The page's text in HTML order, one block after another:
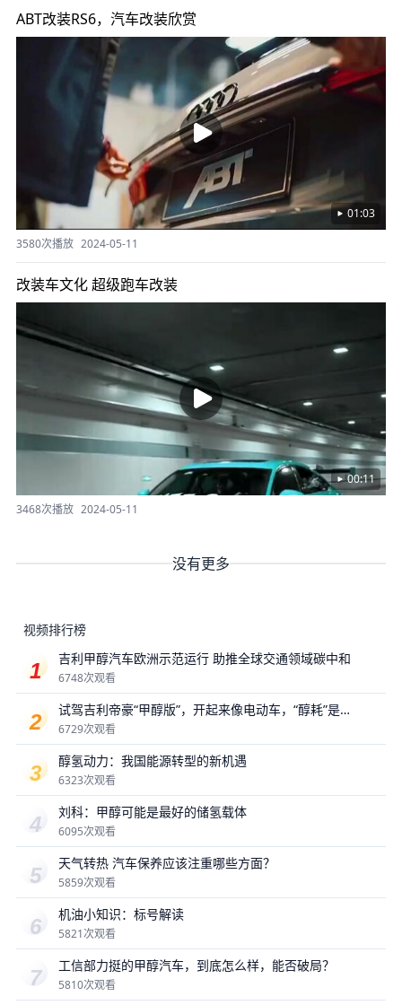
01:03
ABT改装RS6，汽车改装欣赏
3580次播放 2024-05-11
00:11
改装车文化 超级跑车改装
3468次播放 2024-05-11
没有更多
视频排行榜
吉利甲醇汽车欧洲示范运行 助推全球交通领域碳中和
6748次观看
试驾吉利帝豪“甲醇版”，开起来像电动车，“醇耗”是最
大惊喜？
6729次观看
醇氢动力：我国能源转型的新机遇
6323次观看
刘科：甲醇可能是最好的储氢载体
6095次观看
天气转热 汽车保养应该注重哪些方面？
5859次观看
机油小知识：标号解读
5821次观看
工信部力挺的甲醇汽车，到底怎么样，能否破局？
5810次观看